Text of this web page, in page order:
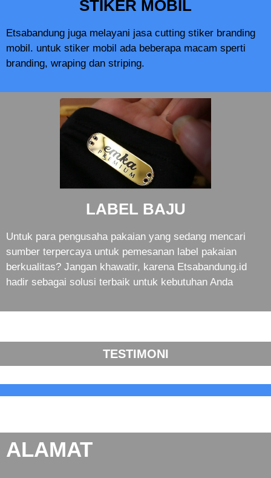
STIKER MOBIL
Etsabandung juga melayani jasa cutting stiker branding
mobil. untuk stiker mobil ada beberapa macam sperti
branding, wraping dan striping.
LABEL BAJU
Untuk para pengusaha pakaian yang sedang mencari
sumber terpercaya untuk pemesanan label pakaian
berkualitas? Jangan khawatir, karena Etsabandung.id
hadir sebagai solusi terbaik untuk kebutuhan Anda
TESTIMONI
ALAMAT